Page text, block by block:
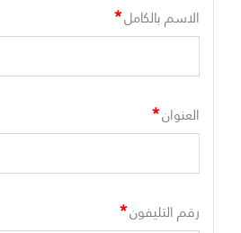
الاسم بالكامل*
العنوان*
رقم التليفون*